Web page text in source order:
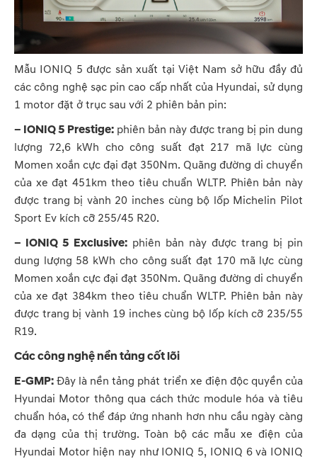
Mẫu IONIQ 5 được sản xuất tại Việt Nam sở hữu đầy đủ
các công nghệ sạc pin cao cấp nhất của Hyundai, sử dụng
1 motor đặt ở trục sau với 2 phiên bản pin:
– IONIQ 5 Prestige: phiên bản này được trang bị pin dung
lượng 72,6 kWh cho công suất đạt 217 mã lực cùng
Momen xoắn cực đại đạt 350Nm. Quãng đường di chuyển
của xe đạt 451km theo tiêu chuẩn WLTP. Phiên bản này
được trang bị vành 20 inches cùng bộ lốp Michelin Pilot
Sport Ev kích cỡ 255/45 R20.
– IONIQ 5 Exclusive: phiên bản này được trang bị pin
dung lượng 58 kWh cho công suất đạt 170 mã lực cùng
Momen xoắn cực đại đạt 350Nm. Quãng đường di chuyển
của xe đạt 384km theo tiêu chuẩn WLTP. Phiên bản này
được trang bị vành 19 inches cùng bộ lốp kích cỡ 235/55
R19.
Các công nghệ nền tảng cốt lõi
E-GMP: Đây là nền tảng phát triển xe điện độc quyền của
Hyundai Motor thông qua cách thức module hóa và tiêu
chuẩn hóa, có thể đáp ứng nhanh hơn nhu cầu ngày càng
đa dạng của thị trường. Toàn bộ các mẫu xe điện của
Hyundai Motor hiện nay như IONIQ 5, IONIQ 6 và IONIQ